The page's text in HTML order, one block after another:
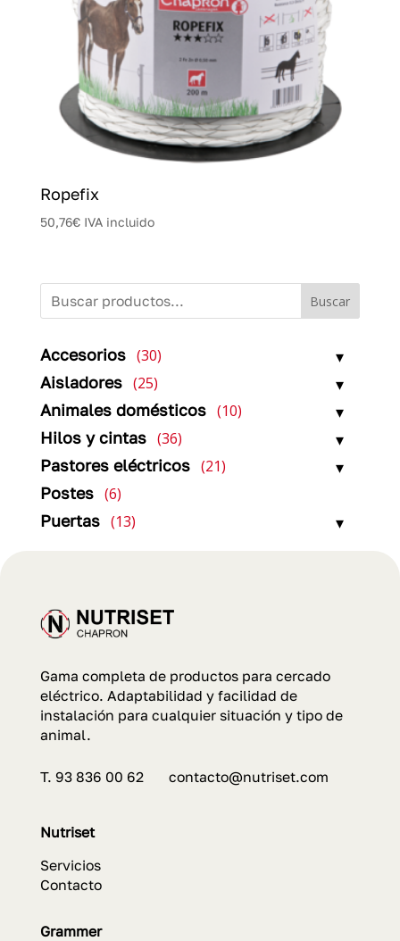
Ropefix
50,76€ IVA incluido
Buscar
Accesorios 3030
Aisladores 2525
productos
Animales domésticos 1010
Hilos y cintas 3636
Pastores eléctricos 2121
Postes 66
Puertas 1313
Gama completa de productos para cercado
eléctrico. Adaptabilidad y facilidad de
instalación para cualquier situación y tipo de
animal.
T. 93 836 00 62 contacto@nutriset.com
Nutriset
Servicios
Contacto
Grammer